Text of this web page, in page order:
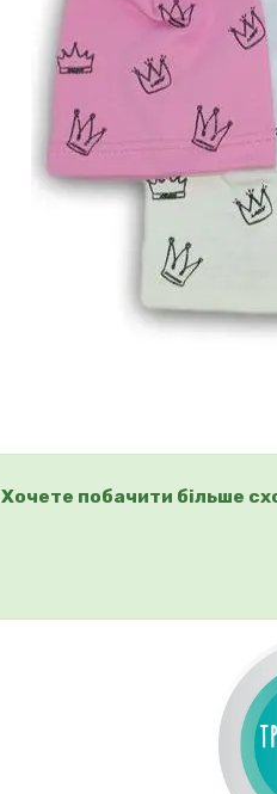
Хочете побачити більше